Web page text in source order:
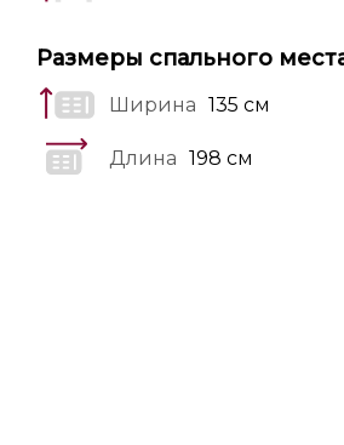
Размеры спального
Ширина 135 см
Длина 198 см